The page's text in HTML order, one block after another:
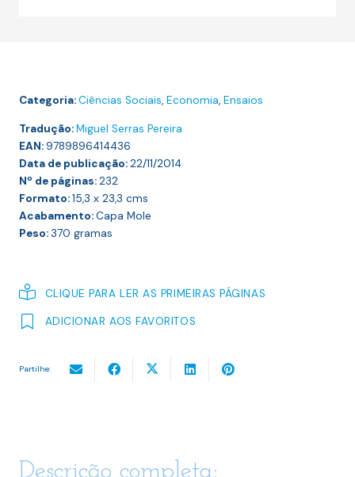
POPULAÇÃO
Categoria:Ciências Sociais, Economia, Ensaios
Tradução:Miguel Serras Pereira
EAN:9789896414436
Data de publicação:22/11/2014
Nº de páginas:232
Formato:15,3 x 23,3 cms
Acabamento:Capa Mole
Peso:370 gramas
CLIQUE PARA LER AS PRIMEIRAS PÁGINAS
ADICIONAR AOS FAVORITOS
Partilhe:
Descrição completa: